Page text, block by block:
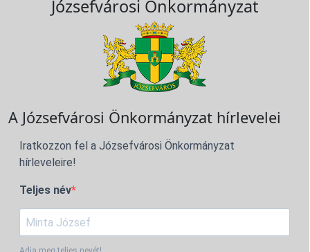
Józsefvárosi Önkormányzat
A Józsefvárosi Önkormányzat hírlevelei
Iratkozzon fel a Józsefvárosi Önkormányzat
hírleveleire!
Teljes név